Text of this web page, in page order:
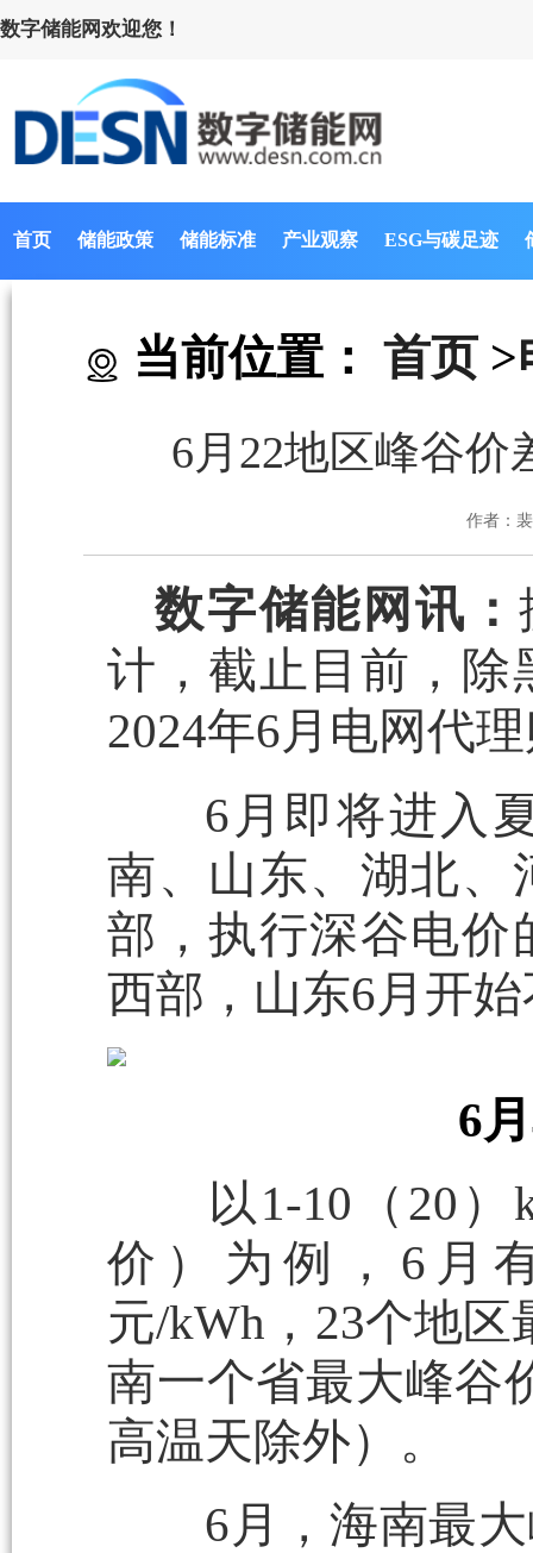
数字储能网欢迎您！
首页 储能政策 储能标准 产业观察 ESG与碳足迹
当前位置： 首页 >
6月22地区峰谷价
作者：
数字储能网讯：
计，截止目前，除
2024年6月电网代
6月即将进入夏
南、山东、湖北、
部，执行深谷电价
西部，山东6月开
6
以1-10（20）
价）为例，6月
元/kWh，23个地
南一个省最大峰谷
高温天除外）。
6月，海南最大